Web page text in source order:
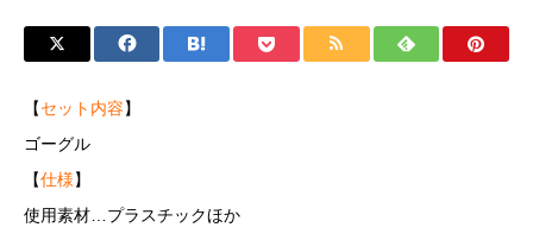
【セット内容】
ゴーグル
【仕様】
使用素材…プラスチックほか